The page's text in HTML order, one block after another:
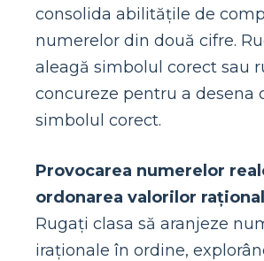
consolida abilitățile de
numerelor din două cifre.
aleagă simbolul corect sau
concureze pentru a desena
simbolul corect.
Provocarea numerelor
ordonarea valorilor
Rugați clasa să aranjeze
iraționale în ordine,